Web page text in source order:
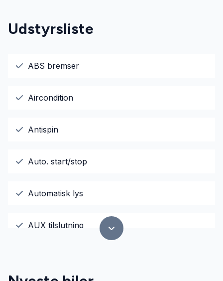
Udstyrsliste
ABS bremser
Aircondition
Antispin
Auto. start/stop
Automatisk lys
AUX tilslutning